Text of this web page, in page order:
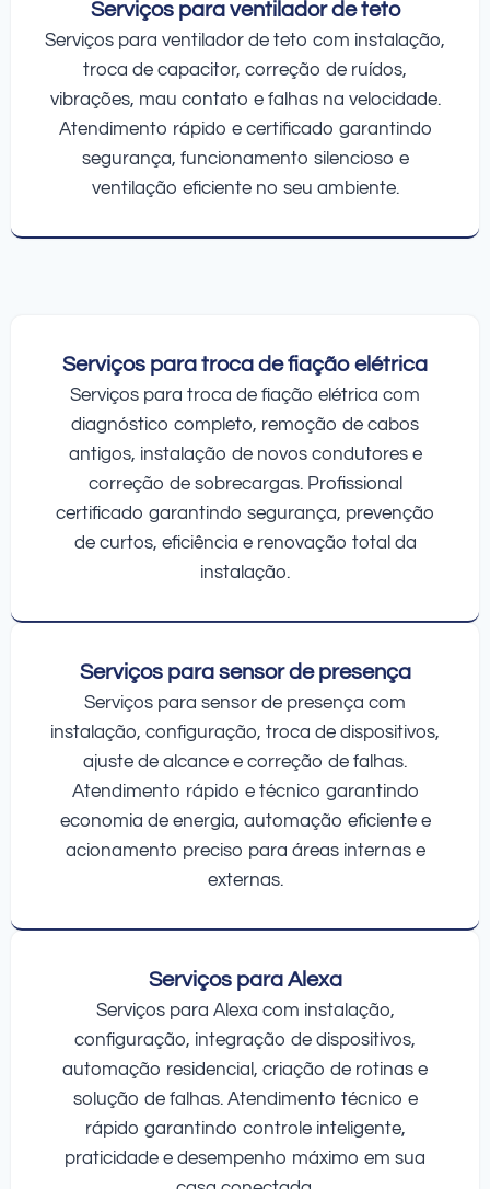
Serviços para ventilador de teto
Serviços para ventilador de teto com instalação,
troca de capacitor, correção de ruídos,
vibrações, mau contato e falhas na velocidade.
Atendimento rápido e certificado garantindo
segurança, funcionamento silencioso e
ventilação eficiente no seu ambiente.
Serviços para troca de fiação elétrica
Serviços para troca de fiação elétrica com
diagnóstico completo, remoção de cabos
antigos, instalação de novos condutores e
correção de sobrecargas. Profissional
certificado garantindo segurança, prevenção
de curtos, eficiência e renovação total da
instalação.
Serviços para sensor de presença
Serviços para sensor de presença com
instalação, configuração, troca de dispositivos,
ajuste de alcance e correção de falhas.
Atendimento rápido e técnico garantindo
economia de energia, automação eficiente e
acionamento preciso para áreas internas e
externas.
Serviços para Alexa
Serviços para Alexa com instalação,
configuração, integração de dispositivos,
automação residencial, criação de rotinas e
solução de falhas. Atendimento técnico e
rápido garantindo controle inteligente,
praticidade e desempenho máximo em sua